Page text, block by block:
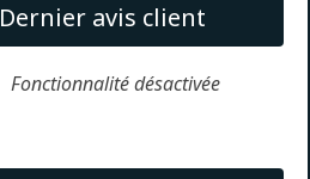
Dernier avis client
Fonctionnalité désactivée